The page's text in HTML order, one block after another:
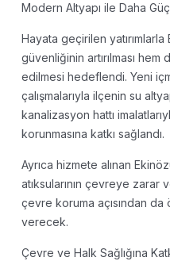
Modern Altyapı ile Daha
Hayata geçirilen
güvenliğinin artırılması hem
edilmesi hedeflendi. Yeni
çalışmalarıyla ilçenin su
kanalizasyon hattı
korunmasına katkı sağlandı.
Ayrıca hizmete alınan
atıksularının çevreye zarar
çevre koruma açısından
verecek.
Çevre ve Halk Sağlığına